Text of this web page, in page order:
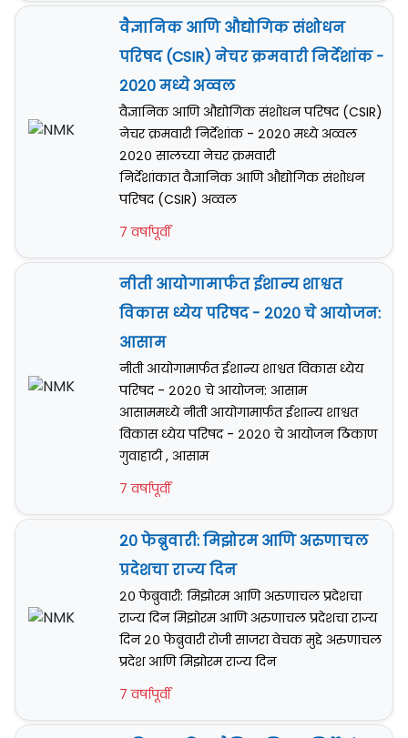
वैज्ञानिक आणि औद्योगिक संशोधन
परिषद (CSIR) नेचर क्रमवारी निर्देशांक -
२०२० मध्ये अव्वल
वैज्ञानिक आणि औद्योगिक संशोधन परिषद (CSIR)
नेचर क्रमवारी निर्देशांक - २०२० मध्ये अव्वल
२०२० सालच्या नेचर क्रमवारी
निर्देशांकात वैज्ञानिक आणि औद्योगिक संशोधन
परिषद (CSIR) अव्वल
7 वर्षापूर्वी
नीती आयोगामार्फत ईशान्य शाश्वत
विकास ध्येय परिषद - २०२० चे आयोजन:
आसाम
नीती आयोगामार्फत ईशान्य शाश्वत विकास ध्येय
परिषद - २०२० चे आयोजन: आसाम
आसाममध्ये नीती आयोगामार्फत ईशान्य शाश्वत
विकास ध्येय परिषद - २०२० चे आयोजन ठिकाण
गुवाहाटी , आसाम
7 वर्षापूर्वी
२० फेब्रुवारी: मिझोरम आणि अरुणाचल
प्रदेशचा राज्य दिन
२० फेब्रुवारी: मिझोरम आणि अरुणाचल प्रदेशचा
राज्य दिन मिझोरम आणि अरुणाचल प्रदेशचा राज्य
दिन २० फेब्रुवारी रोजी साजरा वेचक मुद्दे अरुणाचल
प्रदेश आणि मिझोरम राज्य दिन
7 वर्षापूर्वी